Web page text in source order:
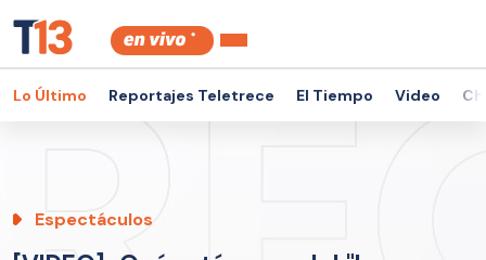
Lo Último Reportajes Teletrece El Tiempo Video
Espectáculos